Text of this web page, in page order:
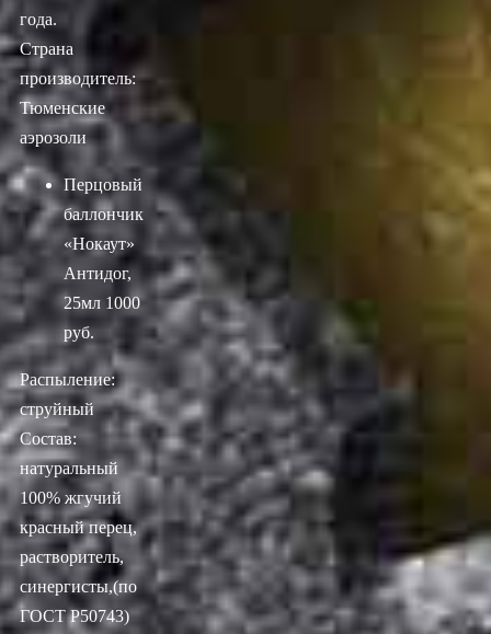
года.
Страна
производитель:
Тюменские
аэрозоли
Перцовый
баллончик
«Нокаут»
Антидог,
25мл 1000
руб.
Распыление:
струйный
Состав:
натуральный
100% жгучий
красный перец,
растворитель,
синергисты,(по
ГОСТ Р50743)